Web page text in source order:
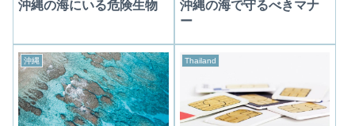
沖縄の海にいる危険生物
沖縄の海で守るべきマナ
ー
沖縄 Thailand